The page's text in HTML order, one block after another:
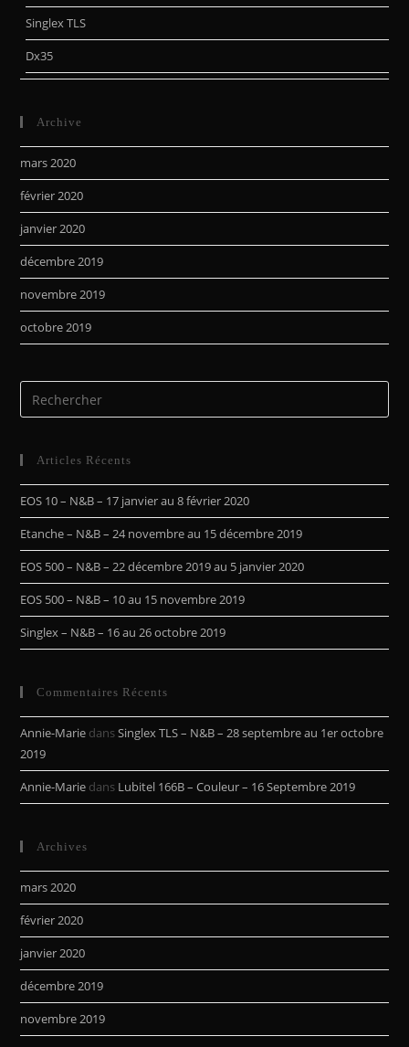
Singlex TLS
Dx35
Archive
mars 2020
février 2020
janvier 2020
décembre 2019
novembre 2019
octobre 2019
Articles Récents
EOS 10 – N&B – 17 janvier au 8 février 2020
Etanche – N&B – 24 novembre au 15 décembre 2019
EOS 500 – N&B – 22 décembre 2019 au 5 janvier 2020
EOS 500 – N&B – 10 au 15 novembre 2019
Singlex – N&B – 16 au 26 octobre 2019
Commentaires Récents
Annie-Marie dansSinglex TLS – N&B – 28 septembre au 1er octobre
2019
Annie-Marie dans Lubitel 166B – Couleur – 16 Septembre 2019
Archives
mars 2020
février 2020
janvier 2020
décembre 2019
novembre 2019